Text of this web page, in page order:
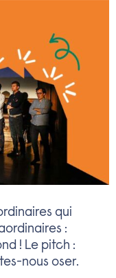
qui
:
! Le pitch :
nous oser.